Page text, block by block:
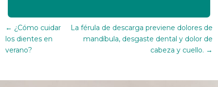
← ¿Cómo cuidar
los dientes en
verano?
La férula de descarga previene dolores de
mandíbula, desgaste dental y dolor de
cabeza y cuello. →